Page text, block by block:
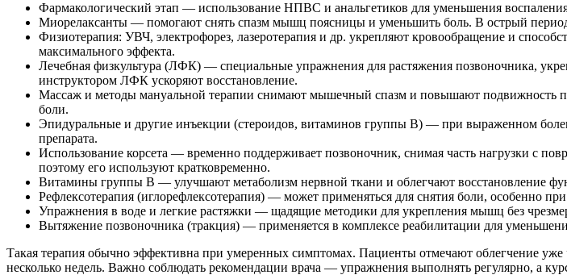
Фармакологический этап — использование НПВС и анальгетиков для уменьшения
Миорелаксанты — помогают снять спазм мышц поясницы и уменьшить боль. В острый
Физиотерапия: УВЧ, электрофорез, лазеротерапия и др. укрепляют кровообращение и
максимального эффекта.
Лечебная физкультура (ЛФК) — специальные упражнения для растяжения позвоночника,
инструктором ЛФК ускоряют восстановление.
Массаж и методы мануальной терапии снимают мышечный спазм и повышают подвижность
боли.
Эпидуральные и другие инъекции (стероидов, витаминов группы B) — при выраженном
препарата.
Использование корсета — временно поддерживает позвоночник, снимая часть нагрузки с
поэтому его используют кратковременно.
Витамины группы B — улучшают метаболизм нервной ткани и облегчают восстановление
Рефлексотерапия (иглорефлексотерапия) — может применяться для снятия боли, особенно
Упражнения в воде и легкие растяжки — щадящие методики для укрепления мышц без
Вытяжение позвоночника (тракция) — применяется в комплексе реабилитации для
Такая терапия обычно эффективна при умеренных симптомах. Пациенты отмечают облегчение
несколько недель. Важно соблюдать рекомендации врача — упражнения выполнять регулярно, а